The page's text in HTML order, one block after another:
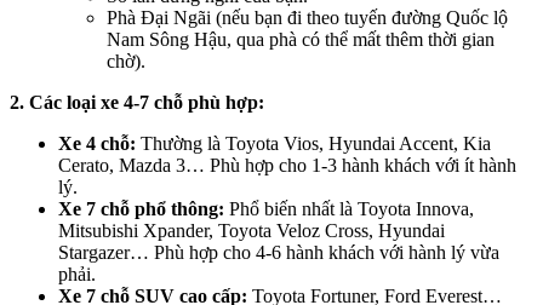
Phà Đại Ngãi (nếu bạn đi theo tuyến đường Quốc lộ
Nam Sông Hậu, qua phà có thể mất thêm thời gian
chờ).
2. Các loại xe 4-7 chỗ phù hợp:
Xe 4 chỗ: Thường là Toyota Vios, Hyundai Accent, Kia
Cerato, Mazda 3… Phù hợp cho 1-3 hành khách với ít hành
lý.
Xe 7 chỗ phổ thông: Phổ biến nhất là Toyota Innova,
Mitsubishi Xpander, Toyota Veloz Cross, Hyundai
Stargazer… Phù hợp cho 4-6 hành khách với hành lý vừa
phải.
Xe 7 chỗ SUV cao cấp: Toyota Fortuner, Ford Everest…